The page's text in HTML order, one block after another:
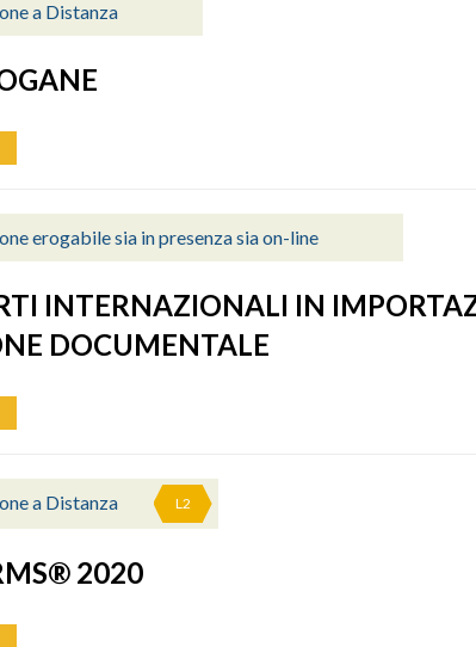
a Distanza
erogabile sia in presenza sia on-line
INTERNAZIONALI IN
DOCUMENTALE
a Distanza L2
2020